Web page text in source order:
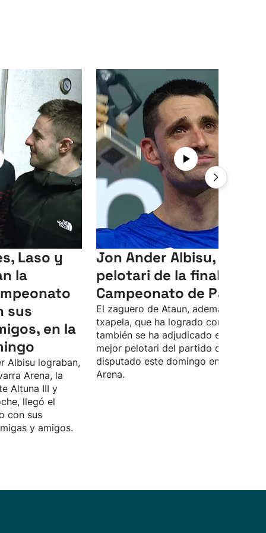
Laso y
la
sus
en la
Albisu lograban,
Arena, la
Altuna III y
llegó el
con sus
y amigos.
Jon Ander Albisu, mejor
pelotari de la final del
Campeonato de Parejas
El zaguero de Ataun, además de la
txapela, que ha logrado con Unai
también se ha adjudicado el premio
mejor pelotari del partido definitivo,
disputado este domingo en el
Arena.